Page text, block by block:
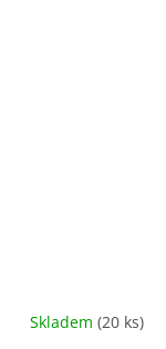
Skladem (20 ks)